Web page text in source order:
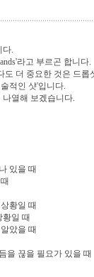
다.
라고 부르곤 합니다.
더 중요한 것은 드
적인 샷'입니다.
열해 보겠습니다.
있을 때
황일 때
일 때
았을 때
을 끊을 필요가 있을 때